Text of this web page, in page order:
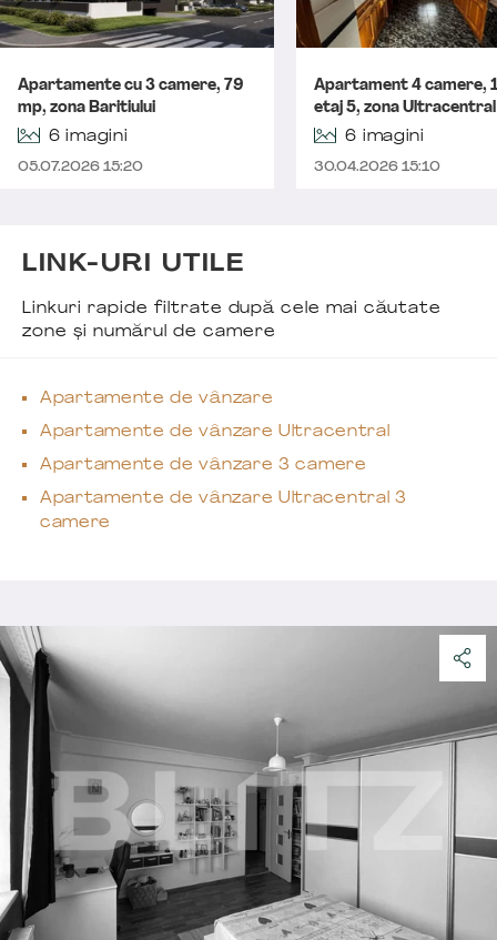
Apartamente cu 3 camere, 79
mp, zona Baritiului
6 imagini
05.07.2026 15:20
Apartament 4 camere,
etaj 5, zona Ultracentral
6 imagini
30.04.2026 15:10
LINK-URI UTILE
Linkuri rapide filtrate după cele mai căutate
zone și numărul de camere
Apartamente de vânzare
Apartamente de vânzare Ultracentral
Apartamente de vânzare 3 camere
Apartamente de vânzare Ultracentral 3
camere